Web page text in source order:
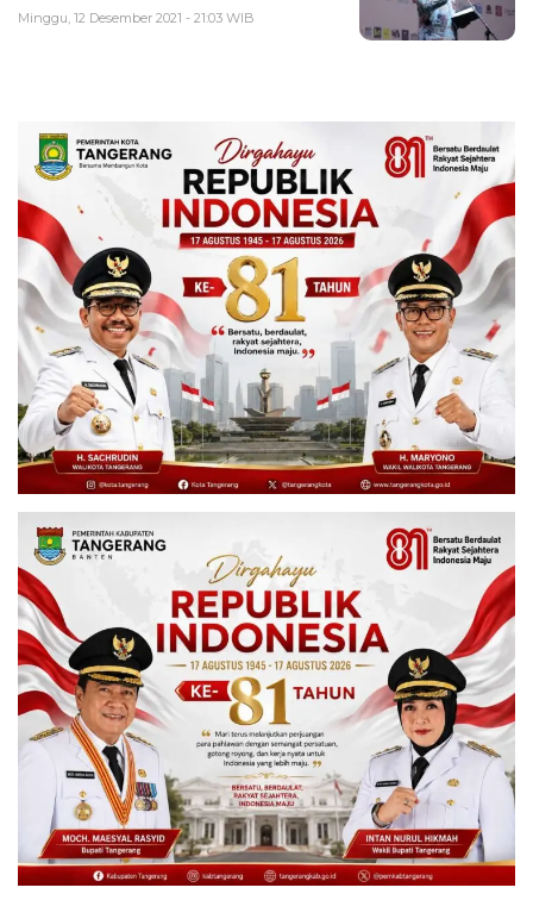
Minggu, 12 Desember 2021 - 21:03 WIB